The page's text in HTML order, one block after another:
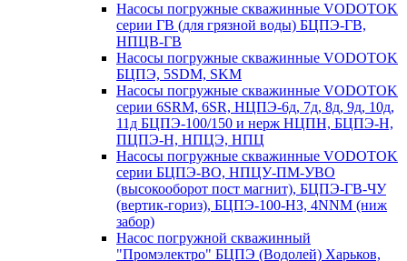
Насосы погружные скважинные VODOTOK
серии ГВ (для грязной воды) БЦПЭ-ГВ,
НПЦВ-ГВ
Насосы погружные скважинные VODOTOK
БЦПЭ, 5SDM, SKM
Насосы погружные скважинные VODOTOK
серии 6SRM, 6SR, НЦПЭ-6д, 7д, 8д, 9д, 10д,
11д БЦПЭ-100/150 и нерж НЦПН, БЦПЭ-Н,
ПЦПЭ-Н, НПЦЭ, НПЦ
Насосы погружные скважинные VODOTOK
серии БЦПЭ-ВО, НПЦУ-ПМ-УВО
(высокооборот пост магнит), БЦПЭ-ГВ-ЧУ
(вертик-гориз), БЦПЭ-100-НЗ, 4NNM (ниж
забор)
Насос погружной скважинный
"Промэлектро" БЦПЭ (Водолей) Харьков,